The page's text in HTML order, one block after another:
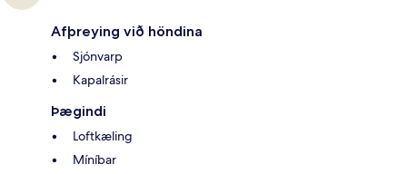
Afþreying við höndina
Sjónvarp
Kapalrásir
Þægindi
Loftkæling
Míníbar